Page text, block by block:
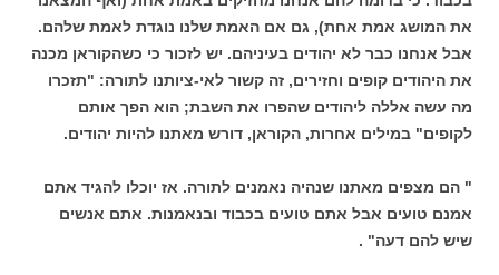
את המושג אמת אחת), גם אם האמת שלנו נוגדת לאמת שלהם.
אבל אנחנו כבר לא יהודים בעיניהם. יש לזכור כי כשהקוראן מכנה
את היהודים קופים וחזירים, זה קשור לאי-ציותנו לתורה: "תזכרו
מה עשה אללה ליהודים שהפרו את השבת; הוא הפך אותם
לקופים" במילים אחרות, הקוראן, דורש מאתנו להיות יהודים.
" הם מצפים מאתנו שנהיה נאמנים לתורה. אז יוכלו להגיד אתם
אמנם טועים אבל אתם טועים בכבוד ובנאמנות. אתם אנשים
שיש להם דעה" .